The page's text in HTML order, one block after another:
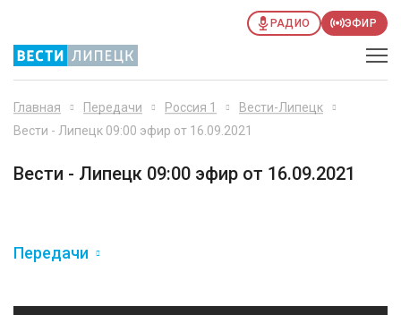
РАДИО ЭФИР
Главная Передачи Россия 1
Вести-Липецк
Вести - Липецк 09:00 эфир от 16.09.2021
Вести - Липецк 09:00 эфир от 16.09.2021
Передачи